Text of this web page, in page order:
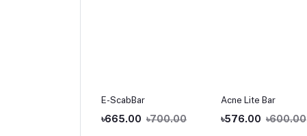
E-ScabBar
৳665.00 ৳700.00
Acne Lite Bar
৳576.00 ৳600.00